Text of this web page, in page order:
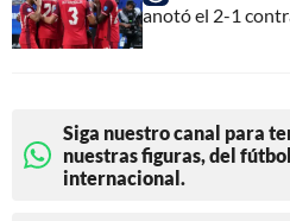
anotó el 2-1
Siga nuestro canal para
nuestras figuras, del
internacional.